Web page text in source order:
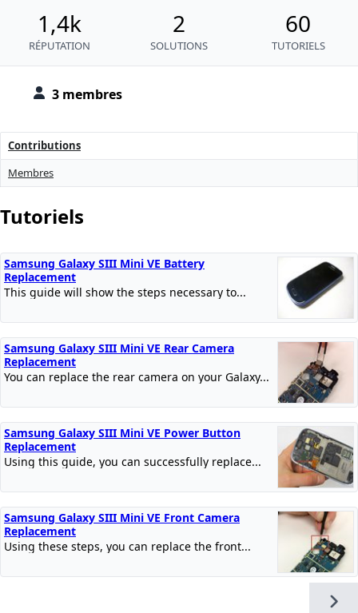
3 membres
1,4k
RÉPUTATION
2
SOLUTIONS
60
TUTORIELS
Contributions
Membres
Tutoriels
Samsung Galaxy SIII Mini VE Battery
Replacement
This guide will show the steps necessary to...
Samsung Galaxy SIII Mini VE Rear Camera
Replacement
You can replace the rear camera on your Galaxy...
Samsung Galaxy SIII Mini VE Power Button
Replacement
Using this guide, you can successfully replace...
Samsung Galaxy SIII Mini VE Front Camera
Replacement
Using these steps, you can replace the front...